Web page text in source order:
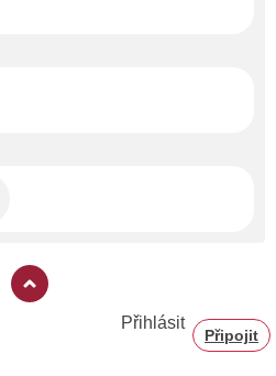
Přihlásit
Připojit